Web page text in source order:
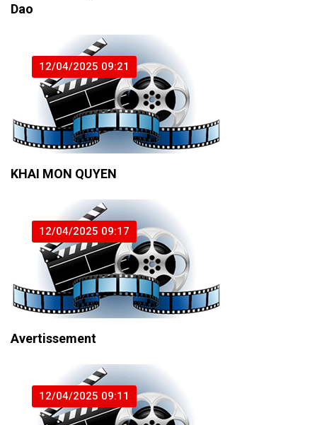
Dao
12/04/2025 09:21
KHAI MON QUYEN
12/04/2025 09:17
Avertissement
12/04/2025 09:11